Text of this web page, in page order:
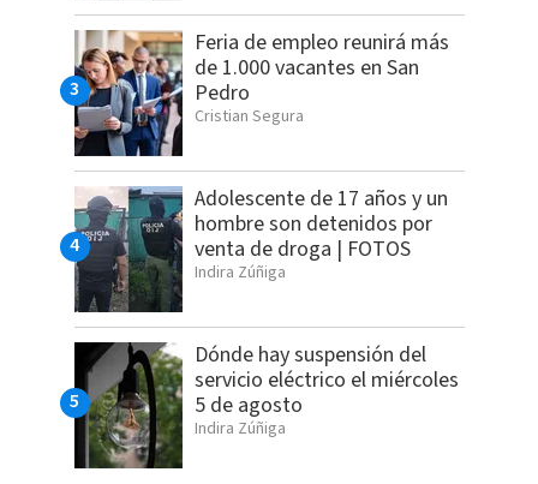
Feria de empleo reunirá más
de 1.000 vacantes en San
Pedro
Cristian Segura
Adolescente de 17 años y un
hombre son detenidos por
venta de droga | FOTOS
Indira Zúñiga
Dónde hay suspensión del
servicio eléctrico el miércoles
5 de agosto
Indira Zúñiga